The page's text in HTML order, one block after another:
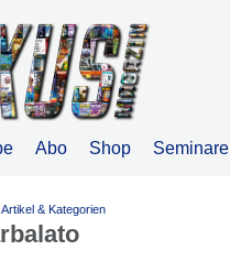
Abo Shop Seminare
Artikel & Kategorien